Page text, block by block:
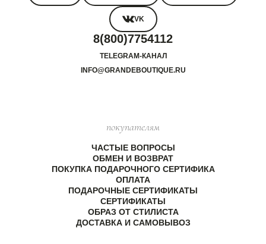
VK
8(800)7754112
TELEGRAM-КАНАЛ
INFO@GRANDEBOUTIQUE.RU
покупателям
ЧАСТЫЕ ВОПРОСЫ
ОБМЕН И ВОЗВРАТ
ПОКУПКА ПОДАРОЧНОГО СЕРТИФИКА
ОПЛАТА
ПОДАРОЧНЫЕ СЕРТИФИКАТЫ
СЕРТИФИКАТЫ
ОБРАЗ ОТ СТИЛИСТА
ДОСТАВКА И САМОВЫВОЗ